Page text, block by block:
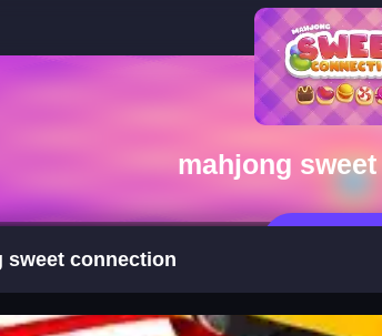
mahjong
sweet connection